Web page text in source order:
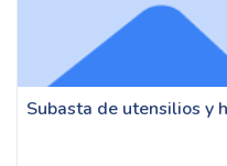
Subasta de utensilios y